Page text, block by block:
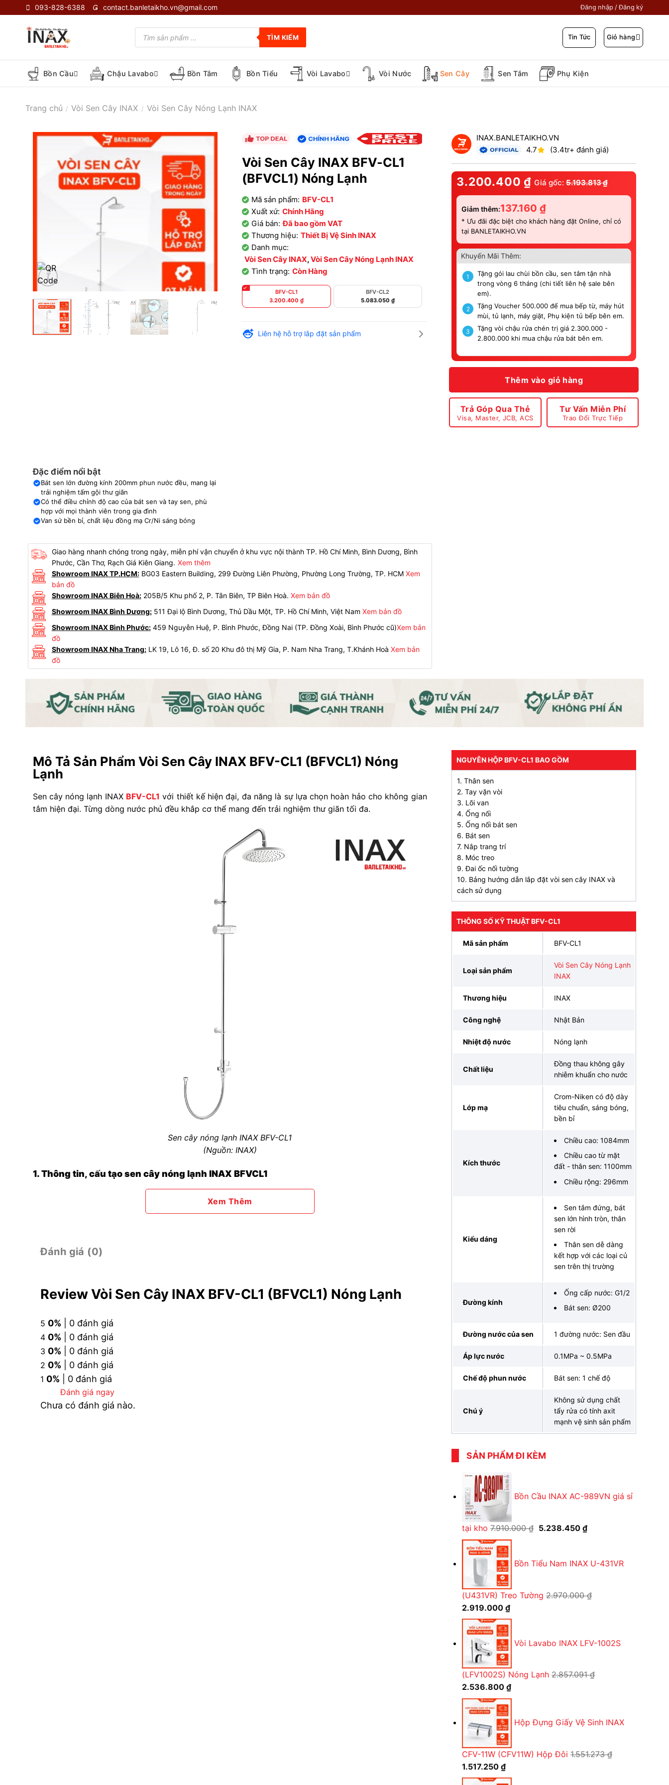
to
content
093-828-6388 contact.banletaikho.vn@gmail.com Đăng nhập / Đăng ký
Tìm
kiếm
phẩm
TÌM KIẾM Tin Tức Giỏ hàng
Bồn Cầu Chậu Lavabo Bồn Tắm Bồn Tiểu Vòi Lavabo Vòi Nước Sen Cây Sen Tắm Phụ Kiện
Trang chủ / Vòi Sen Cây INAX / Vòi Sen Cây Nóng Lạnh INAX
Đặc điểm nổi bật
Bát sen lớn đường kính 200mm phun nước đều, mang lại
trải nghiệm tấm gội thư giãn
Có thể điều chỉnh độ cao của bát sen và tay sen, phù
hợp với mọi thành viên trong gia đình
Van sứ bền bỉ, chất liệu đồng mạ Cr/Ni sáng bóng
Vòi Sen Cây INAX BFV-CL1
(BFVCL1) Nóng Lạnh
Mã sản phẩm: BFV-CL1
Xuất xứ: Chính Hãng
Giá bán: Đã bao gồm VAT
Thương hiệu: Thiết Bị Vệ Sinh INAX
Danh mục:
Vòi Sen Cây INAX,Vòi Sen Cây Nóng Lạnh INAX
Tình trạng: Còn Hàng
BFV-CL1
3.200.400 ₫
BFV-CL2
5.083.050 ₫
Liên hệ hỗ trợ lắp đặt sản phẩm
INAX.BANLETAIKHO.VN
4.7
(3.4tr+ đánh giá)
3.200.400 ₫ Giá gốc: 5.193.813₫
Giảm thêm:137.160₫
* Ưu đãi đặc biệt cho khách hàng đặt Online, chỉ có
tại BANLETAIKHO.VN
Khuyến Mãi Thêm:
1
Tặng gói lau chùi bồn cầu, sen tắm tận nhà
trong vòng 6 tháng (chi tiết liên hệ sale bên
em).
2
Tặng Voucher 500.000 để mua bếp từ, máy hút
mùi, tủ lạnh, máy giặt, Phụ kiện tủ bếp bên em.
3
Tặng vòi chậu rửa chén trị giá 2.300.000 -
2.800.000 khi mua chậu rửa bát bên em.
Thêm vào giỏ hàng
Trả Góp Qua Thẻ
Visa, Master, JCB, ACS
Tư Vấn Miễn Phí
Trao Đổi Trực Tiếp
Giao hàng nhanh chóng trong ngày, miễn phí vận chuyển ở khu vực nội thành TP. Hồ Chí Minh, Bình Dương, Bình
Phước, Cần Thơ, Rạch Giá Kiên Giang. Xem thêm
Showroom INAX TP.HCM:BG03 Eastern Building, 299 Đường Liên Phường, Phường Long Trường, TP. HCM Xem
bản đồ
Showroom INAX Biên Hoà:205B/5 Khu phố 2, P. Tân Biên, TP Biên Hoà. Xem bản đồ
Showroom INAX Bình Dương:511 Đại lộ Bình Dương, Thủ Dầu Một, TP. Hồ Chí Minh, Việt Nam Xem bản đồ
Showroom INAX Bình Phước:459 Nguyễn Huệ, P. Bình Phước, Đồng Nai (TP. Đồng Xoài, Bình Phước cũ)Xem bản
đồ
Showroom INAX Nha Trang:LK 19, Lô 16, Đ. số 20 Khu đô thị Mỹ Gia, P. Nam Nha Trang, T.Khánh Hoà Xem bản
đồ
Mô Tả Sản Phẩm Vòi Sen Cây INAX BFV-CL1 (BFVCL1) Nóng
Lạnh
Sen cây nóng lạnh INAX BFV-CL1 với thiết kế hiện đại, đa năng là sự lựa chọn hoàn hảo cho không gian
tắm hiện đại. Từng dòng nước phủ đều khắp cơ thể mang đến trải nghiệm thư giãn tối đa.
Sen cây nóng lạnh INAX BFV-CL1
(Nguồn: INAX)
1. Thông tin, cấu tạo sen cây nóng lạnh INAX BFVCL1
Sen cây tắm đứng nóng lạnh INAX
Lớp mạ bề mặt: Crom/Niken dày
Kích thước bát sen: 200mm
Thân sen có thể kết hợp với các loại củ sen khác trên thị trường.
Xem Thêm
Đánh giá (0)
Review Vòi Sen Cây INAX BFV-CL1 (BFVCL1) Nóng Lạnh
5 0% | 0 đánh giá
4 0% | 0 đánh giá
3 0% | 0 đánh giá
2 0% | 0 đánh giá
1 0% | 0 đánh giá
Đánh giá ngay
Chưa có đánh giá nào.
NGUYÊN HỘP BFV-CL1 BAO GỒM
1. Thân sen
2. Tay vặn vòi
3. Lõi van
4. Ống nối
5. Ống nối bát sen
6. Bát sen
7. Nắp trang trí
8. Móc treo
9. Đai ốc nối tường
10. Bảng hướng dẫn lắp đặt vòi sen cây INAX và
cách sử dụng
THÔNG SỐ KỸ THUẬT BFV-CL1
Mã sản phẩm BFV-CL1
Loại sản phẩm
Vòi Sen Cây Nóng Lạnh
INAX
Thương hiệu INAX
Công nghệ Nhật Bản
Nhiệt độ nước Nóng lạnh
Chất liệu
Đồng thau không gây
nhiễm khuẩn cho nước
Lớp mạ
Crom-Niken có độ dày
tiêu chuẩn, sáng bóng,
bền bỉ
Kích thước
Chiều cao: 1084mm
Chiều cao từ mặt
đất - thân sen: 1100mm
Chiều rộng: 296mm
Kiểu dáng
Sen tắm đứng, bát
sen lớn hình tròn, thân
sen rời
Thân sen dễ dàng
kết hợp với các loại củ
sen trên thị trường
Đường kính
Ống cấp nước: G1/2
Bát sen: Ø200
Đường nước của sen 1 đường nước: Sen đầu
Áp lực nước 0.1MPa ~ 0.5MPa
Chế độ phun nước Bát sen: 1 chế độ
Chú ý
Không sử dụng chất
tẩy rửa có tính axit
mạnh vệ sinh sản phẩm
SẢN PHẨM ĐI KÈM
Bồn Cầu INAX AC-989VN giá sỉ
tại kho 7.910.000₫ Giá
7.910.000 ₫.
5.238.450 ₫Giá
là:
Bồn Tiểu Nam INAX U-431VR
(U431VR) Treo Tường 2.970.000₫
Giá
gốc
là:
2.970.000 ₫.
2.919.000 ₫Giá
hiện
là:
Vòi Lavabo INAX LFV-1002S
(LFV1002S) Nóng Lạnh 2.857.091₫
Giá
gốc
là:
2.857.091 ₫.
2.536.800 ₫Giá
hiện
là:
Hộp Đựng Giấy Vệ Sinh INAX
CFV-11W (CFV11W) Hộp Đôi 1.551.273₫
Giá
gốc
1.517.250 ₫Giá
hiện